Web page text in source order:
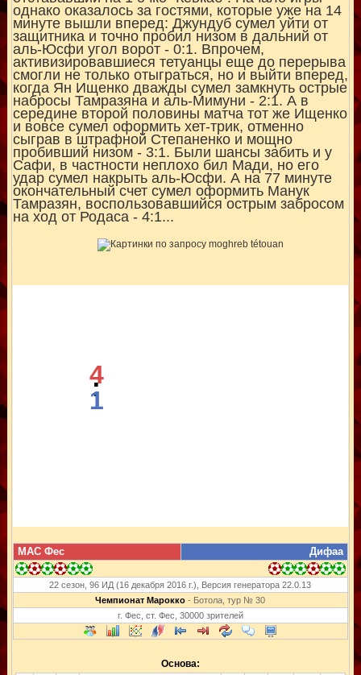
однако оказалось за гостями, которые уже на 14
минуте вышли вперед: Джундуб сумел уйти от
защитника и точно пробил низом в дальний от
аль-Юсфи угол ворот - 0:1. Впрочем,
активизировавшиеся тетуанцы еще до перерыва
смогли не только отыграться, но и выйти вперед,
когда Ян Ищенко дважды сумел замкнуть острые
набросы Тамразяна и аль-Мимуни - 2:1. А в
середине второй половины матча тот же Ищенко
и вовсе сумел оформить хет-трик, отменно
сыграв в штрафной Степаненко и мощно
пробивший низом - 3:1. Были шансы забить и у
Сафи, в частности неплохо бил Мади, но его
удар сумел накрыть аль-Юсфи. А на 77 минуте
окончательный счет сумел оформить Манук
Тамразян, воспользовавшийся острым забросом
на ход от Родаса - 4:1...
4
:
1
МАС Фес Дифаа
22 сезон, 96 ИД (16 декабря 2016 г.), Версия генератора 22.0.13
Чемпионат Марокко - Ботола, тур № 30
г. Фес, ст. Фес, 30000 зрителей
Основа: